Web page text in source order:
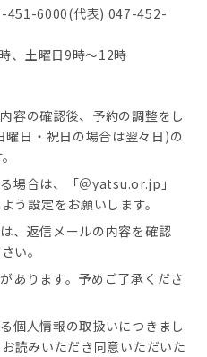
451-6000(代表) 047-452-
、土曜日9時～12時
容の確認後、予約の調整をし
日・祝日の場合は翌々日)の
場合は、「＠yatsu.or.jp」
う設定をお願いします。
、返信メールの内容を確認
い。
あります。予めご了承くださ
個人情報の取扱いにつきまし
読みいただき同意いただいた